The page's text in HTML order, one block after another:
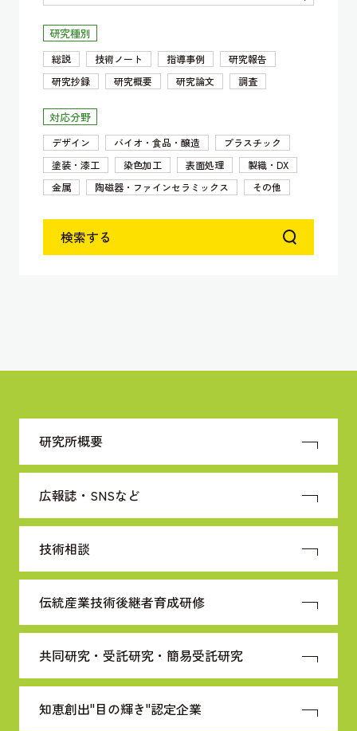
研究種別
総説 技術ノート 指導事例
研究報告
研究抄録
研究概要 研究論文 調査
対応分野
デザイン バイオ・食品・醸造
プラスチック
塗装・漆工
染色加工 表面処理
製織・DX
金属
陶磁器・ファインセラミックス その他
検索する
研究所概要
広報誌・SNSなど
技術相談
伝統産業技術後継者育成研修
共同研究・受託研究・ 簡易受託研究
知恵創出"目の輝き"認定企業